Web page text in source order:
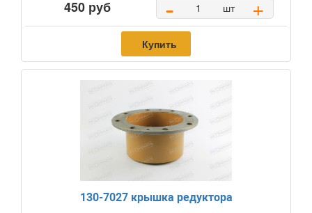
450 руб шт +
Купить
130-7027 крышка редуктора